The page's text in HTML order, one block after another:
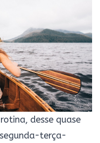
desse quase
terça-